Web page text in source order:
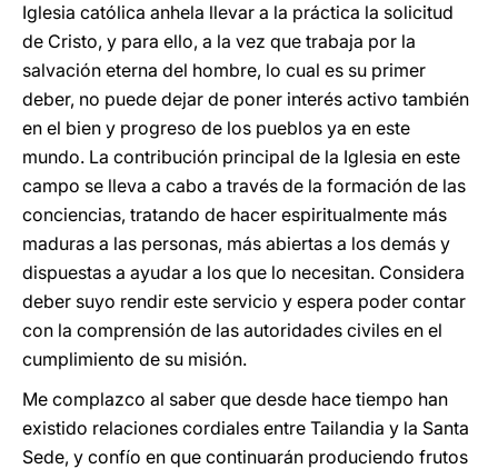
Iglesia católica anhela llevar a la práctica la solicitud
de Cristo, y para ello, a la vez que trabaja por la
salvación eterna del hombre, lo cual es su primer
deber, no puede dejar de poner interés activo también
en el bien y progreso de los pueblos ya en este
mundo. La contribución principal de la Iglesia en este
campo se lleva a cabo a través de la formación de las
conciencias, tratando de hacer espiritualmente más
maduras a las personas, más abiertas a los demás y
dispuestas a ayudar a los que lo necesitan. Considera
deber suyo rendir este servicio y espera poder contar
con la comprensión de las autoridades civiles en el
cumplimiento de su misión.
Me complazco al saber que desde hace tiempo han
existido relaciones cordiales entre Tailandia y la Santa
Sede, y confío en que continuarán produciendo frutos